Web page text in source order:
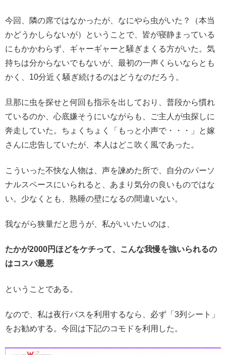
今回、隣の席ではなかったが、なにやら虫がいた？（本当
かどうかしらないが）ということで、皆が寝静まっている
にもかかわらず、ギャーギャーと騒ぎまくる方がいた。気
持ちは分からないでもないが、最初の一声くらいならとも
かく、10分近く騒ぎ続けるのはどうなのだろう。
旦那に虫を探せと何回も指示を出しており、普段から慣れ
ているのか、心底嫌そうにいながらも、ご主人が虫探しに
奔走していた。ちょくちょく「もっと小声で・・・」と嫁
さんに忠告していたが、本人はどこ吹く風であった。
こういった不快な人物は、声を諫めた所で、自分のパーソ
ナルスペースにいられると、あまり気分の良いものではな
い。少なくとも、熟睡の壁になるの間違いない。
我ながら狭量だと思うが、私がいいたいのは、
たかが2000円ほどをケチって、こんな我慢を強いられるの
はコスパ最悪
ということである。
なので、私は夜行バスを利用するなら、必ず「3列シート」
をお勧めする。今回は下記のコモドを利用した。